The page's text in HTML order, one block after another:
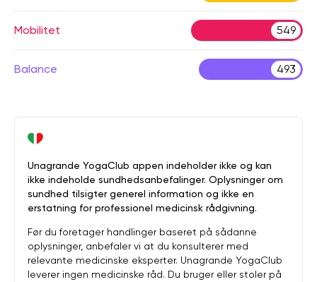
Mobilitet 549
Balance 493
Unagrande YogaClub appen indeholder ikke og kan
ikke indeholde sundhedsanbefalinger. Oplysninger om
sundhed tilsigter generel information og ikke en
erstatning for professionel medicinsk rådgivning.
Før du foretager handlinger baseret på sådanne
oplysninger, anbefaler vi at du konsulterer med
relevante medicinske eksperter. Unagrande YogaClub
leverer ingen medicinske råd. Du bruger eller stoler på